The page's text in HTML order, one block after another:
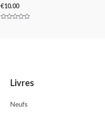
€10.00
Livres
Neufs